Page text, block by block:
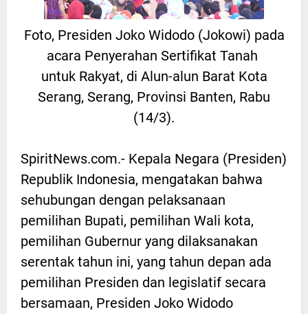
Foto, Presiden Joko Widodo (Jokowi) pada
acara Penyerahan Sertifikat Tanah
untuk Rakyat, di Alun-alun Barat Kota
Serang, Serang, Provinsi Banten, Rabu
(14/3).
SpiritNews.com.- Kepala Negara (Presiden)
Republik Indonesia, mengatakan bahwa
sehubungan dengan pelaksanaan
pemilihan Bupati, pemilihan Wali kota,
pemilihan Gubernur yang dilaksanakan
serentak tahun ini, yang tahun depan ada
pemilihan Presiden dan legislatif secara
bersamaan, Presiden Joko Widodo